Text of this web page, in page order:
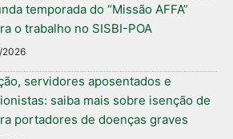
temporada do “Missão AFFA”
o trabalho no SISBI-POA
servidores aposentados e
saiba mais sobre isenção de
portadores de doenças graves